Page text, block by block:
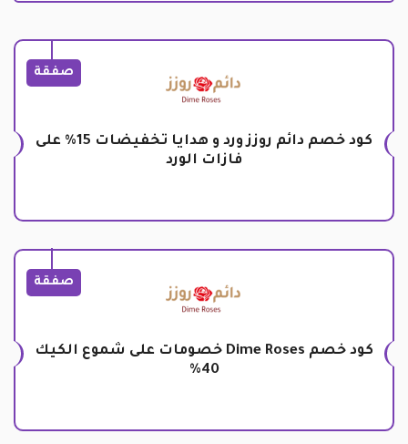
صفقة
كود خصم دائم روزز ورد و هدايا تخفيضات 15% على
فازات الورد
صفقة
كود خصم Dime Roses خصومات على شموع الكيك
40%